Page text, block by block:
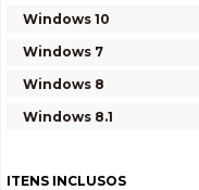
Windows 10
Windows 7
Windows 8
Windows 8.1
ITENS INCLUSOS